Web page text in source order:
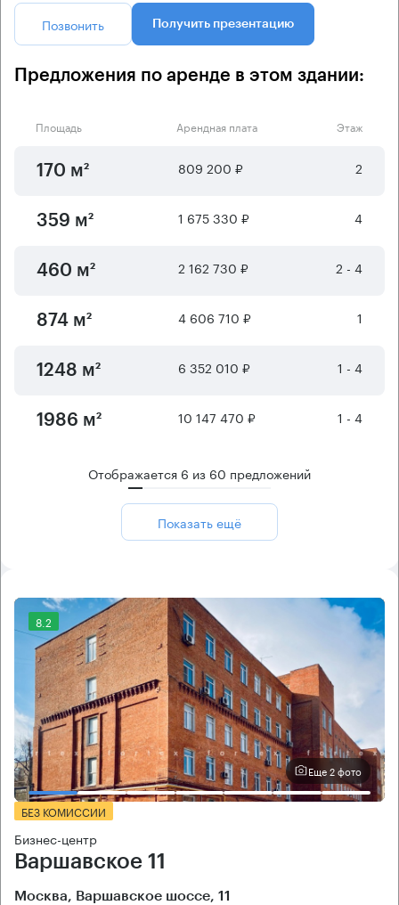
Позвонить Получить презентацию
Предложения по аренде в этом здании:
Площадь Арендная плата Этаж
170 м² 809 200 ₽ 2
359 м² 1 675 330 ₽ 4
460 м² 2 162 730 ₽ 2 - 4
874 м² 4 606 710 ₽ 1
1248 м² 6 352 010 ₽ 1 - 4
1986 м² 10 147 470 ₽ 1 - 4
Отображается 6 из 60 предложений
Показать ещё
8.2
Еще 2 фото
БЕЗ КОМИССИИ
Бизнес-центр
Варшавское 11
Москва, Варшавское шоссе, 11